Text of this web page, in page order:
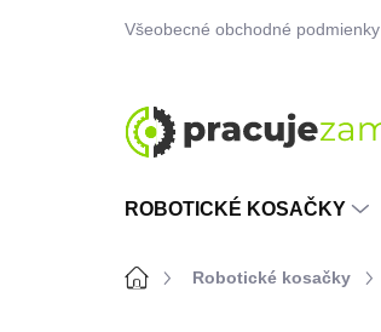
Všeobecné obchodné podmienky
ROBOTICKÉ KOSAČKY
DomovRobotické kosačky